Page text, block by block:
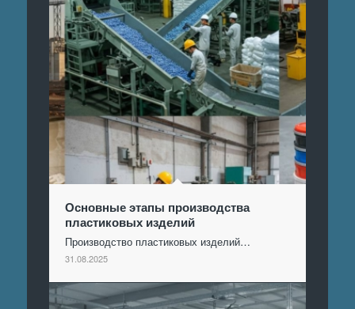
Основные этапы производства
пластиковых изделий
Производство пластиковых изделий…
31.08.2025